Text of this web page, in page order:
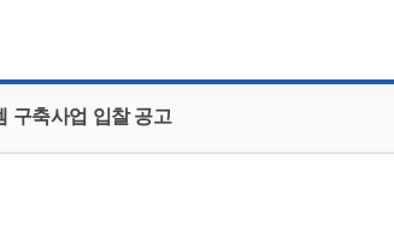
구축사업 입찰 공고